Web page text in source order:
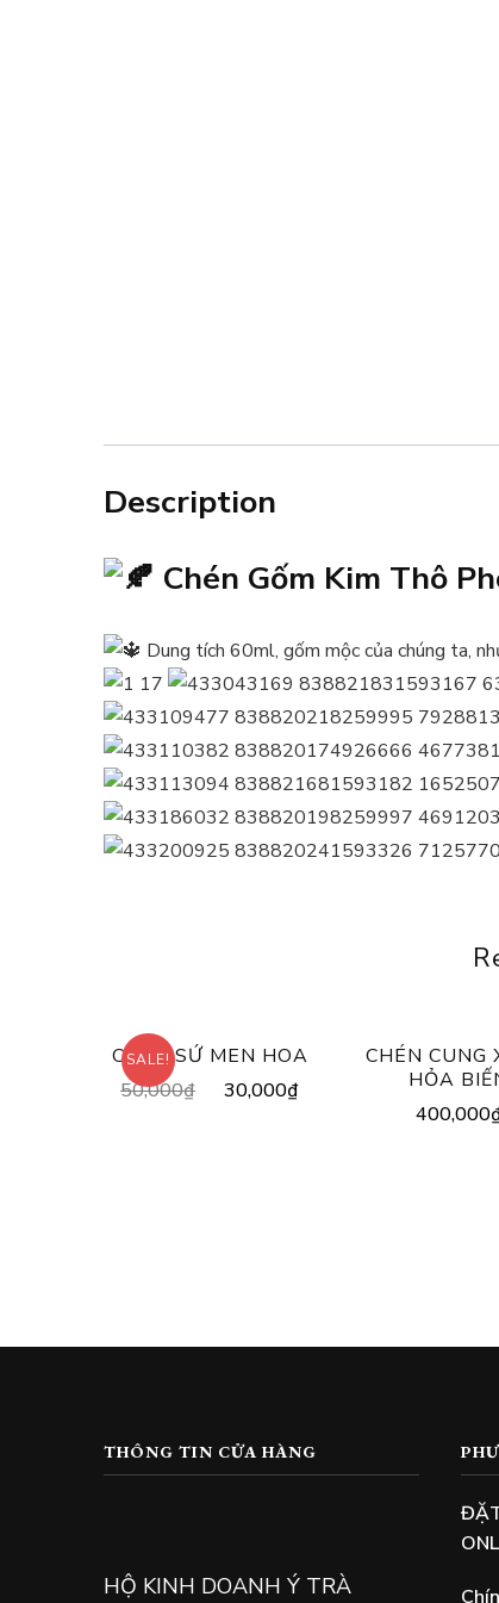
Description
Chén Gốm Kim Thô
Dung tích 60ml, gốm mộc của chúng ta,
SALE!
CHÉN SỨ MEN HOA
50,000₫
Original
30,000₫
CHÉN CUNG
HỎA
400,000
THÔNG TIN CỬA HÀNG
HỘ KINH DOANH Ý TRÀ